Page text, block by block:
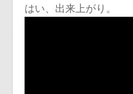
はい、出来上がり。